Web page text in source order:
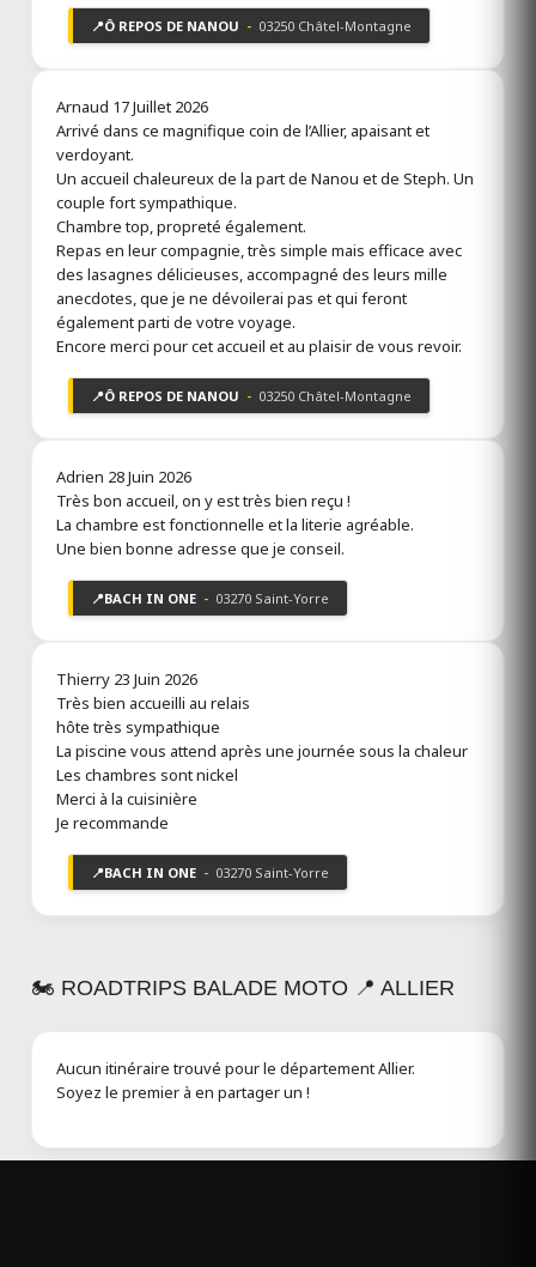
📍Ô REPOS DE NANOU - 03250 Châtel-Montagne
Arnaud 17 Juillet 2026
Arrivé dans ce magnifique coin de l’Allier, apaisant et
verdoyant.
Un accueil chaleureux de la part de Nanou et de Steph. Un
couple fort sympathique.
Chambre top, propreté également.
Repas en leur compagnie, très simple mais efficace avec
des lasagnes délicieuses, accompagné des leurs mille
anecdotes, que je ne dévoilerai pas et qui feront
également parti de votre voyage.
Encore merci pour cet accueil et au plaisir de vous revoir.
📍Ô REPOS DE NANOU - 03250 Châtel-Montagne
Adrien 28 Juin 2026
Très bon accueil, on y est très bien reçu !
La chambre est fonctionnelle et la literie agréable.
Une bien bonne adresse que je conseil.
📍BACH IN ONE - 03270 Saint-Yorre
Thierry 23 Juin 2026
Très bien accueilli au relais
hôte très sympathique
La piscine vous attend après une journée sous la chaleur
Les chambres sont nickel
Merci à la cuisinière
Je recommande
📍BACH IN ONE - 03270 Saint-Yorre
🏍️ ROADTRIPS BALADE MOTO 📍 ALLIER
Aucun itinéraire trouvé pour le département Allier.
Soyez le premier à en partager un !